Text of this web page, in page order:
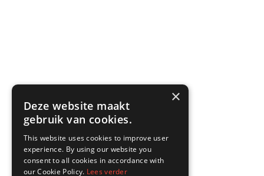
×
Deze website maakt
gebruik van cookies.
This website uses cookies to improve user
experience. By using our website you
consent to all cookies in accordance with
our Cookie Policy. Lees verder